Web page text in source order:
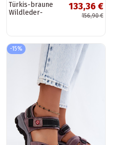
Türkis-braune
Wildleder-
133,36 €
156,90 €
-15%